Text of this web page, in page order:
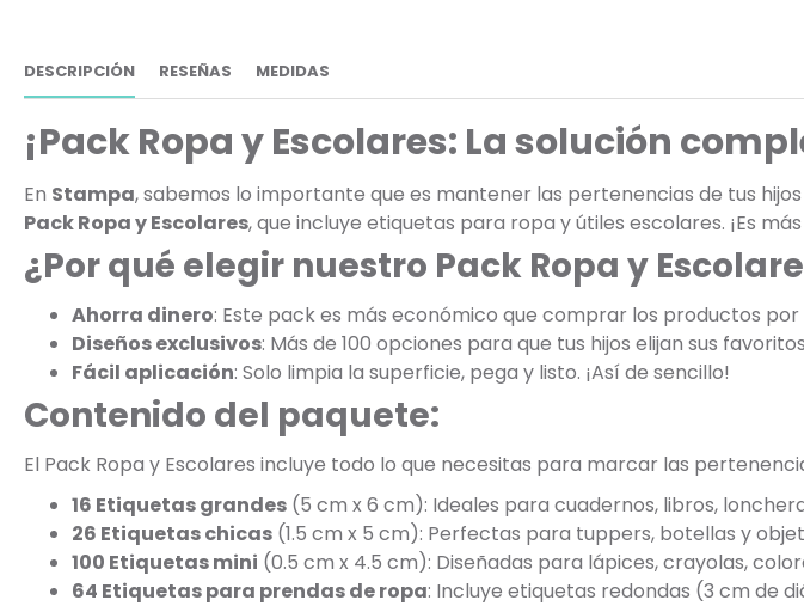
DESCRIPCIÓN RESEÑAS MEDIDAS
¡Pack Ropa y Escolares: La solución
En Stampa, sabemos lo importante que es mantener las pertenencias de tus
Pack Ropa y Escolares, que incluye etiquetas para ropa y útiles escolares. ¡Es
¿Por qué elegir nuestro Pack Ropa y
Ahorra dinero: Este pack es más económico que comprar los productos por
Diseños exclusivos: Más de 100 opciones para que tus hijos elijan sus
Fácil aplicación: Solo limpia la superficie, pega y listo. ¡Así de sencillo!
Contenido del paquete:
El Pack Ropa y Escolares incluye todo lo que necesitas para marcar las
16 Etiquetas grandes (5 cm x 6 cm): Ideales para cuadernos, libros,
26 Etiquetas chicas (1.5 cm x 5 cm): Perfectas para tuppers, botellas y
100 Etiquetas mini (0.5 cm x 4.5 cm): Diseñadas para lápices, crayolas,
64 Etiquetas para prendas de ropa: Incluye etiquetas redondas (3 cm de